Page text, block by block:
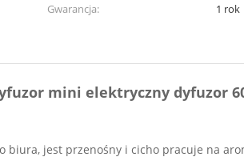
Gwarancja:
1 rok
mini elektryczny dyfuzor
biura, jest przenośny i cicho pracuje na